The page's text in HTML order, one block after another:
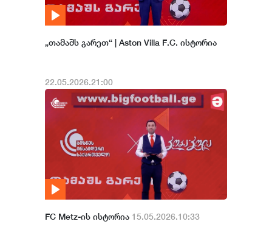
„თამაშს გარეთ“ | Aston Villa F.C. ისტორია
22.05.2026.21:00
FC Metz-ის ისტორია 15.05.2026.10:33